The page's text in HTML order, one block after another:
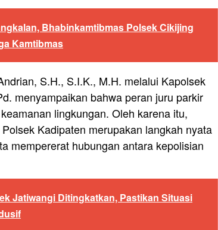
Bhabinkamtibmas Polsek Cikijing
Kamtibmas
S.H., S.I.K., M.H. melalui Kapolsek
menyampaikan bahwa peran juru parkir
lingkungan. Oleh karena itu,
Kadipaten merupakan langkah nyata
mempererat hubungan antara kepolisian
Jatiwangi Ditingkatkan, Pastikan Situasi